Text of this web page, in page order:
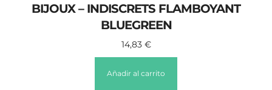
BIJOUX – INDISCRETS FLAMBOYANT
BLUEGREEN
14,83 €
Añadir al carrito